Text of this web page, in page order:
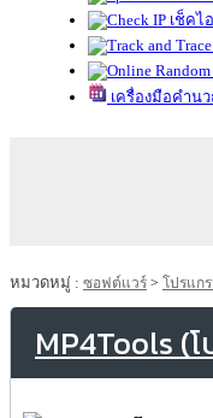
เช็คไ
เครื่องมือคำน
หมวดหมู่ : ซอฟต์แวร์ > โปรแก
MP4Tools (